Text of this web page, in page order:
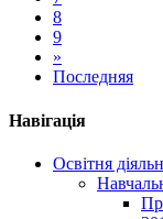
8
9
»
Последняя
Навігація
Освітня